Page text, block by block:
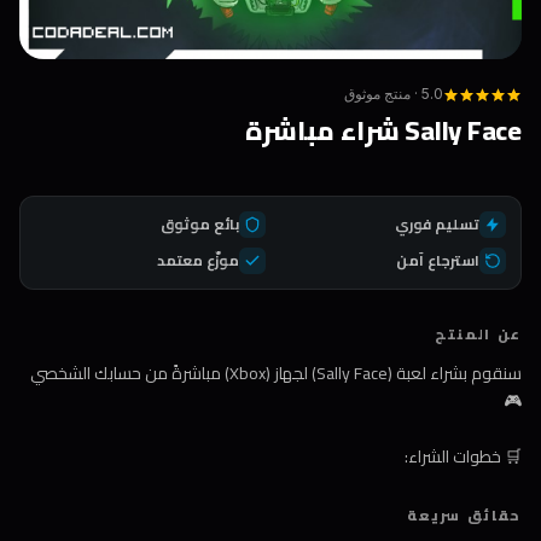
5.0 · منتج موثوق
Sally Face شراء مباشرة
تسليم فوري
بائع موثوق
استرجاع آمن
موزّع معتمد
عن المنتج
سنقوم بشراء لعبة (Sally Face) لجهاز (Xbox) مباشرةً من حسابك الشخصي
🎮
🛒 خطوات الشراء:
1️⃣ اضغط على زر الشراء
حقائق سريعة